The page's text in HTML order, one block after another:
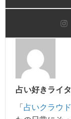
占い好きライ
「 占いクラウド